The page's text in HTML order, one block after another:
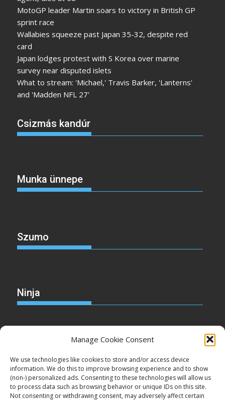
Manage Cookie Consent
We use technologies like cookies to store and/or access device
information. We do this to improve browsing experience and to show
(non-) personalized ads. Consenting to these technologies will allow us
to process data such as browsing behavior or unique IDs on this site.
Not consenting or withdrawing consent, may adversely affect certain
MotoGP leader Martin soars to victory in British GP
sprint race
Wallabies squeeze past Japan 35-32, despite red
card
Japan lodges protest with S Korea over marine
survey near disputed islets
What to stream: 'Michael,' Travis Barker, 'Lanterns'
and 'Madden NFL 27'
Csizmás kandúr
Munka ünnepe
Szumo
Ninja